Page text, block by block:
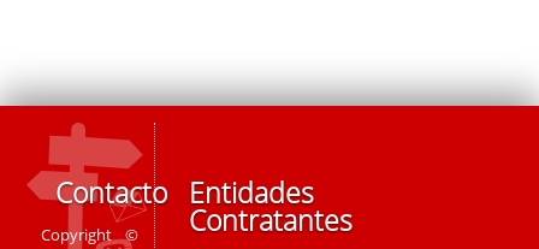
Contacto
Copyright ©
Entidades
Contratantes